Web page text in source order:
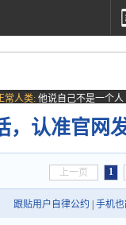
常人类: 他说自己不是一个人
认准官网
上一页 1
跟贴用户自律公约 手机